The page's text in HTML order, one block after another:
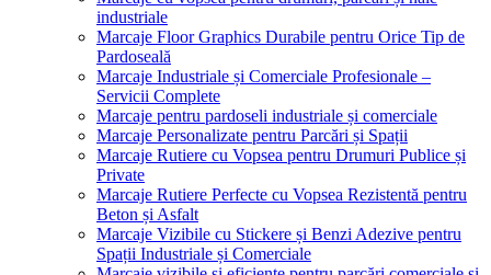
industriale
Marcaje Floor Graphics Durabile pentru Orice Tip de
Pardoseală
Marcaje Industriale și Comerciale Profesionale –
Servicii Complete
Marcaje pentru pardoseli industriale și comerciale
Marcaje Personalizate pentru Parcări și Spații
Marcaje Rutiere cu Vopsea pentru Drumuri Publice și
Private
Marcaje Rutiere Perfecte cu Vopsea Rezistentă pentru
Beton și Asfalt
Marcaje Vizibile cu Stickere și Benzi Adezive pentru
Spații Industriale și Comerciale